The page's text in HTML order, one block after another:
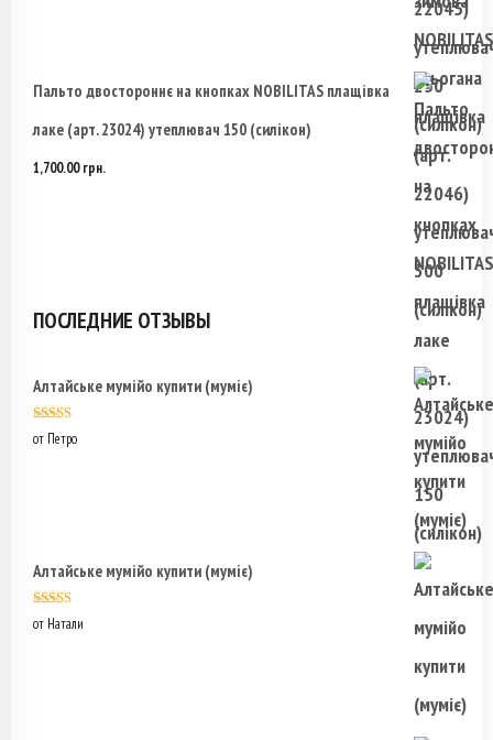
Пальто двостороннє на кнопках NOBILITAS плащівка
лаке (арт. 23024) утеплювач 150 (силікон)
1,700.00грн.
ПОСЛЕДНИЕ ОТЗЫВЫ
Алтайське мумійо купити (муміє)
Оценка
5
от Петро
Алтайське мумійо купити (муміє)
Оценка5
5
от Натали